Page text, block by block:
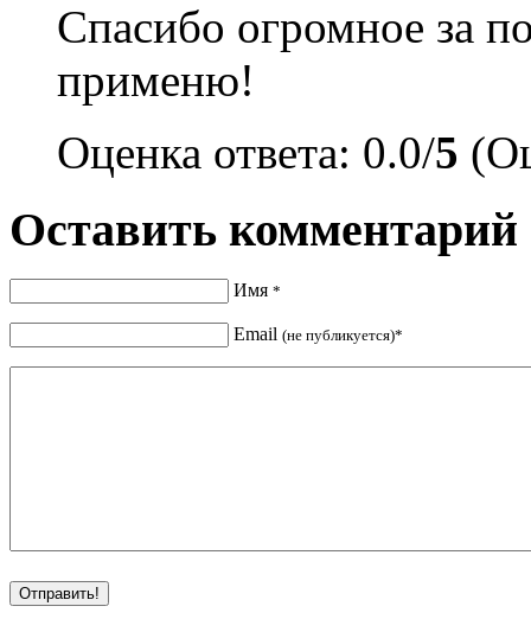
Спасибо огромное за
применю!
Оценка ответа: 0.0/5
Оставить комментарий
Имя *
Email (не публикуется)*